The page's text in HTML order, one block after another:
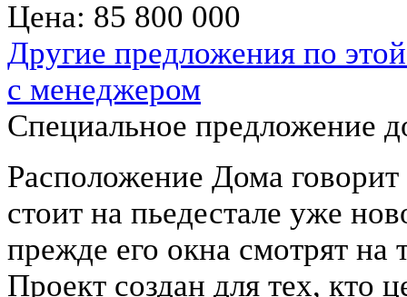
Цена: 85 800 000
Другие предложения по
с менеджером
Специальное предложение
Расположение Дома говорит
стоит на пьедестале уже
прежде его окна смотрят
Проект создан для тех, кто